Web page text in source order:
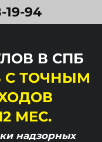
19-94
В СПБ
С ТОЧНЫМ
МЕС.
надзорных